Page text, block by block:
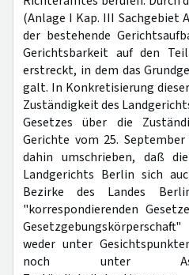
(Anlage I Kap. III Sachgebiet
der bestehende
Gerichtsbarkeit auf den
erstreckt, in dem das
galt. In Konkretisierung
Zuständigkeit des
Gesetzes über die
Gerichte vom 25. September
dahin umschrieben, daß
Landgerichts Berlin sich
Bezirke des Landes
"korrespondierenden
weder unter
noch unter